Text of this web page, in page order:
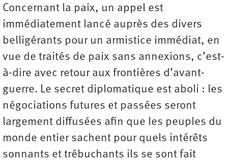
Concernant la paix, un appel est
immédiatement lancé auprès des divers
belligérants pour un armistice immédiat, en
vue de traités de paix sans annexions, c’est-
à-dire avec retour aux frontières d’avant-
guerre. Le secret diplomatique est aboli : les
négociations futures et passées seront
largement diffusées afin que les peuples du
monde entier sachent pour quels intérêts
sonnants et trébuchants ils se sont fait